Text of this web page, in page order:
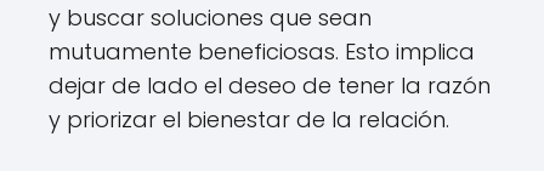
y buscar soluciones que sean
mutuamente beneficiosas. Esto implica
dejar de lado el deseo de tener la razón
y priorizar el bienestar de la relación.